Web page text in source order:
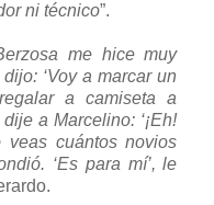
ni técnico”.
me hice muy
‘Voy a marcar un
a camiseta a
a Marcelino: ‘¡Eh!
veas cuántos novios
‘Es para mí’, le